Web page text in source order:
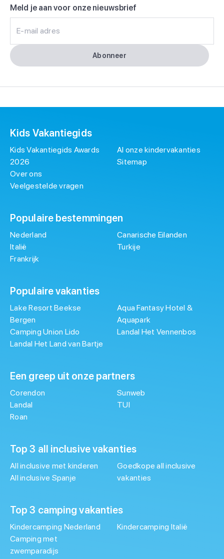
Meld je aan voor onze nieuwsbrief
E-mail adres
Abonneer
Kids Vakantiegids
Kids Vakantiegids Awards
2026
Over ons
Veelgestelde vragen
Al onze kindervakanties
Sitemap
Populaire bestemmingen
Nederland
Italië
Frankrijk
Canarische Eilanden
Turkije
Populaire vakanties
Lake Resort Beekse
Bergen
Camping Union Lido
Landal Het Land van Bartje
Aqua Fantasy Hotel &
Aquapark
Landal Het Vennenbos
Een greep uit onze partners
Corendon
Landal
Roan
Sunweb
TUI
Top 3 all inclusive vakanties
All inclusive met kinderen
All inclusive Spanje
Goedkope all inclusive
vakanties
Top 3 camping vakanties
Kindercamping Nederland
Camping met
zwemparadijs
Kindercamping Italië